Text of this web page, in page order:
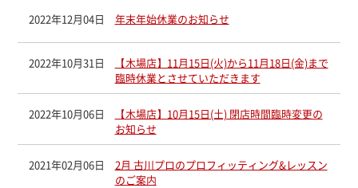
2022年12月04日 年末年始休業のお知らせ
2022年10月31日
【木場店】11月15日(火)から11月18日(金)まで
臨時休業とさせていただきます
2022年10月06日
【木場店】10月15日(土) 閉店時間臨時変更の
お知らせ
2021年02月06日
2月 古川プロのプロフィッティング&レッスン
のご案内